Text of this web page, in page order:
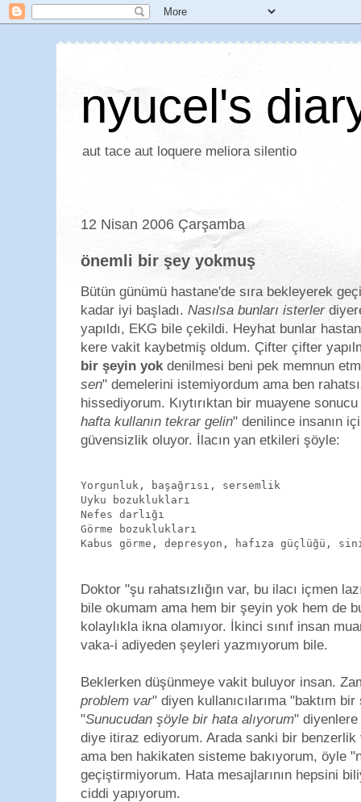
nyucel's
aut tace aut loquere meliora silentio
12 Nisan 2006 Çarşamba
önemli bir şey yokmuş
Bütün günümü hastane'de sıra bekleyerek
kadar iyi başladı. Nasılsa bunları isterler
yapıldı, EKG bile çekildi. Heyhat bunlar
kere vakit kaybetmiş oldum. Çifter çifter
bir şeyin yokdenilmesi beni pek memnun
sen" demelerini istemiyordum ama ben
hissediyorum. Kıytırıktan bir muayene sonucu
hafta kullanın tekrar gelin" denilince insanın
güvensizlik oluyor. İlacın yan etkileri şöyle:
Yorgunluk, başağrısı, sersemlik
Uyku bozuklukları
Nefes darlığı
Görme bozuklukları
Kabus görme, depresyon, hafıza güçlüğü,
Doktor "şu rahatsızlığın var, bu ilacı içmen
bile okumam ama hem bir şeyin yok hem de
kolaylıkla ikna olamıyor. İkinci sınıf insan
vaka-i adiyeden şeyleri yazmıyorum bile.
Beklerken düşünmeye vakit buluyor insan.
problem var" diyen kullanıcılarıma "baktım
"Sunucudan şöyle bir hata alıyorum"
diye itiraz ediyorum. Arada sanki bir
ama ben hakikaten sisteme bakıyorum, öyle
geçiştirmiyorum. Hata mesajlarının hepsini
ciddi yapıyorum.